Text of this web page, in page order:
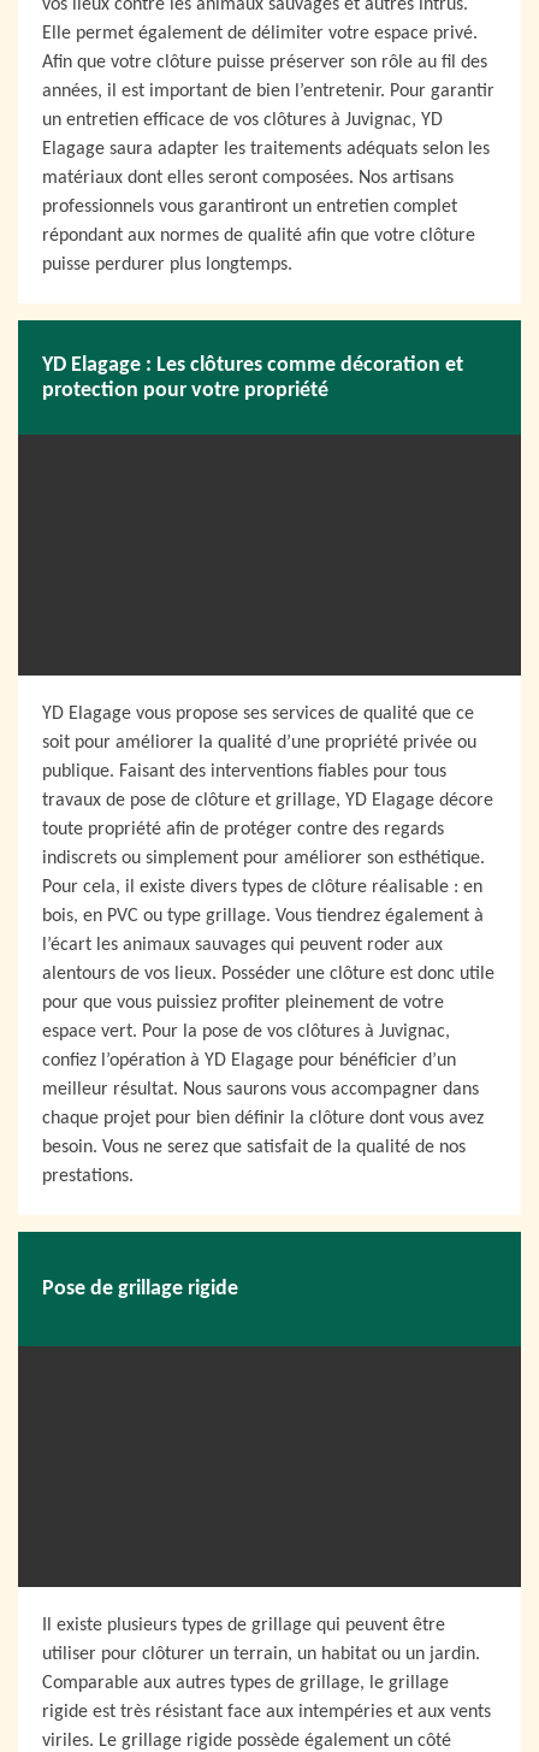
vos lieux contre les animaux sauvages et autres intrus.
Elle permet également de délimiter votre espace privé.
Afin que votre clôture puisse préserver son rôle au fil des
années, il est important de bien l’entretenir. Pour garantir
un entretien efficace de vos clôtures à Juvignac, YD
Elagage saura adapter les traitements adéquats selon les
matériaux dont elles seront composées. Nos artisans
professionnels vous garantiront un entretien complet
répondant aux normes de qualité afin que votre clôture
puisse perdurer plus longtemps.
YD Elagage : Les clôtures comme décoration et
protection pour votre propriété
YD Elagage vous propose ses services de qualité que ce
soit pour améliorer la qualité d’une propriété privée ou
publique. Faisant des interventions fiables pour tous
travaux de pose de clôture et grillage, YD Elagage décore
toute propriété afin de protéger contre des regards
indiscrets ou simplement pour améliorer son esthétique.
Pour cela, il existe divers types de clôture réalisable : en
bois, en PVC ou type grillage. Vous tiendrez également à
l’écart les animaux sauvages qui peuvent roder aux
alentours de vos lieux. Posséder une clôture est donc utile
pour que vous puissiez profiter pleinement de votre
espace vert. Pour la pose de vos clôtures à Juvignac,
confiez l’opération à YD Elagage pour bénéficier d’un
meilleur résultat. Nous saurons vous accompagner dans
chaque projet pour bien définir la clôture dont vous avez
besoin. Vous ne serez que satisfait de la qualité de nos
prestations.
Pose de grillage rigide
Il existe plusieurs types de grillage qui peuvent être
utiliser pour clôturer un terrain, un habitat ou un jardin.
Comparable aux autres types de grillage, le grillage
rigide est très résistant face aux intempéries et aux vents
viriles. Le grillage rigide possède également un côté